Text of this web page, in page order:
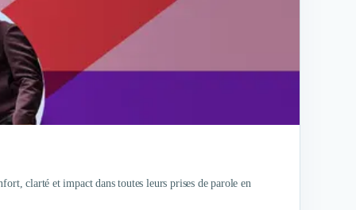
clarté et impact dans toutes leurs prises de parole en